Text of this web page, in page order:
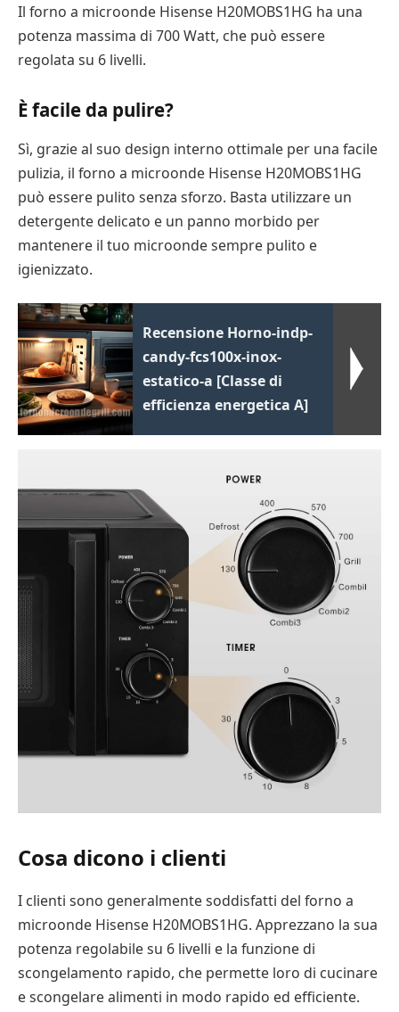
Il forno a microonde Hisense H20MOBS1HG ha una
potenza massima di 700 Watt, che può essere
regolata su 6 livelli.
È facile da pulire?
Sì, grazie al suo design interno ottimale per una facile
pulizia, il forno a microonde Hisense H20MOBS1HG
può essere pulito senza sforzo. Basta utilizzare un
detergente delicato e un panno morbido per
mantenere il tuo microonde sempre pulito e
igienizzato.
Recensione Horno-indp-
candy-fcs100x-inox-
estatico-a [Classe di
efficienza energetica A]
Cosa dicono i clienti
I clienti sono generalmente soddisfatti del forno a
microonde Hisense H20MOBS1HG. Apprezzano la sua
potenza regolabile su 6 livelli e la funzione di
scongelamento rapido, che permette loro di cucinare
e scongelare alimenti in modo rapido ed efficiente.